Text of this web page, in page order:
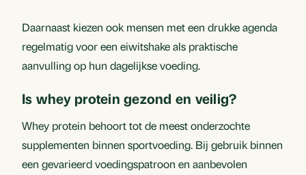
Daarnaast kiezen ook mensen met een drukke agenda
regelmatig voor een eiwitshake als praktische
aanvulling op hun dagelijkse voeding.
Is whey protein gezond en veilig?
Whey protein behoort tot de meest onderzochte
supplementen binnen sportvoeding. Bij gebruik binnen
een gevarieerd voedingspatroon en aanbevolen